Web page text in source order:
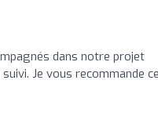
dans notre projet
Je vous recommande